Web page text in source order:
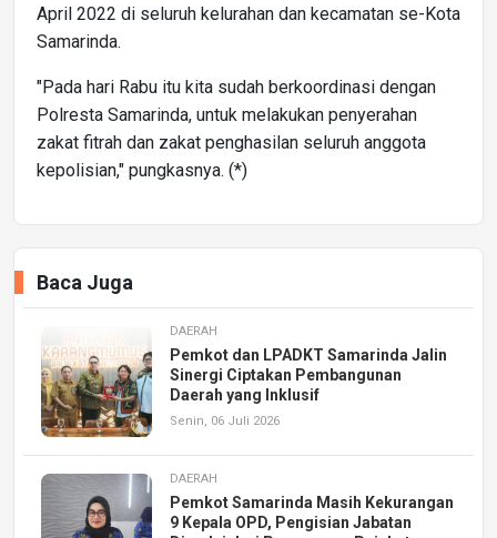
April 2022 di seluruh kelurahan dan kecamatan se-Kota
Samarinda.
"Pada hari Rabu itu kita sudah berkoordinasi dengan
Polresta Samarinda, untuk melakukan penyerahan
zakat fitrah dan zakat penghasilan seluruh anggota
kepolisian," pungkasnya. (*)
Baca Juga
DAERAH
Pemkot dan LPADKT Samarinda Jalin
Sinergi Ciptakan Pembangunan
Daerah yang Inklusif
Senin, 06 Juli 2026
DAERAH
Pemkot Samarinda Masih Kekurangan
9 Kepala OPD, Pengisian Jabatan